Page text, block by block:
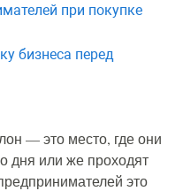
— это место, где они
дня или же проходят
это
при покупке
бизнеса перед